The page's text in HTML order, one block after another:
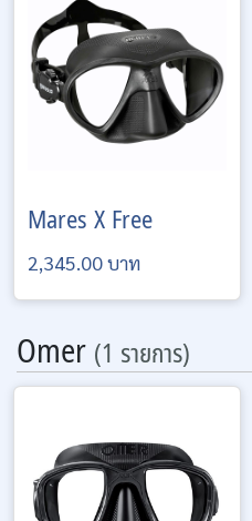
Mares X Free
2,345.00 บาท
Omer (1 รายการ)